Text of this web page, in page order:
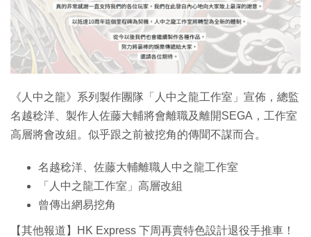
《人中之龍》系列製作團隊「人中之龍工作室」宣佈，總監
名越稔洋、製作人佐藤大輔將會離職及離開SEGA，工作室
高層將會改組。似乎跟之前被挖角的傳聞不謀而合。
名越稔洋、佐藤大輔離職人中之龍工作室
「人中之龍工作室」高層改組
曾傳出網易挖角
【其他報道】HK Express 下周再賣特色設計退役手推車！